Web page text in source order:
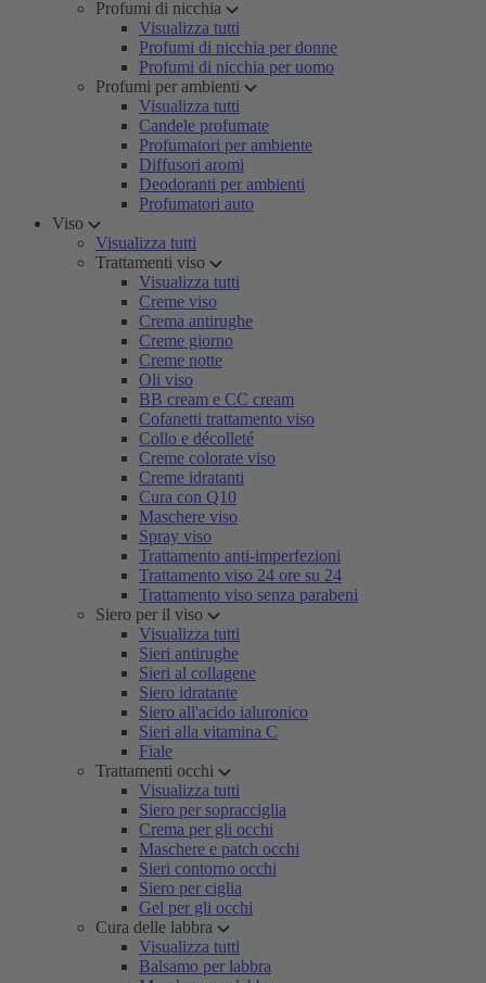
Profumi di nicchia
Visualizza tutti
Profumi di nicchia per donne
Profumi di nicchia per uomo
Profumi per ambienti
Visualizza tutti
Candele profumate
Profumatori per ambiente
Diffusori aromi
Deodoranti per ambienti
Profumatori auto
Viso
Visualizza tutti
Trattamenti viso
Visualizza tutti
Creme viso
Crema antirughe
Creme giorno
Creme notte
Oli viso
BB cream e CC cream
Cofanetti trattamento viso
Collo e décolleté
Creme colorate viso
Creme idratanti
Cura con Q10
Maschere viso
Spray viso
Trattamento anti-imperfezioni
Trattamento viso 24 ore su 24
Trattamento viso senza parabeni
Siero per il viso
Visualizza tutti
Sieri antirughe
Sieri al collagene
Siero idratante
Siero all'acido ialuronico
Sieri alla vitamina C
Fiale
Trattamenti occhi
Visualizza tutti
Siero per sopracciglia
Crema per gli occhi
Maschere e patch occhi
Sieri contorno occhi
Siero per ciglia
Gel per gli occhi
Cura delle labbra
Visualizza tutti
Balsamo per labbra